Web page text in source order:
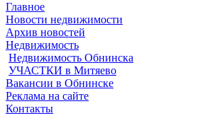
Главное
Новости недвижимости
Архив новостей
Недвижимость
Недвижимость Обнинска
УЧАСТКИ в Митяево
Вакансии в Обнинске
Реклама на сайте
Контакты